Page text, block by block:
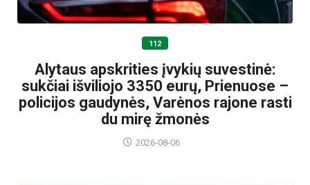
112
Alytaus apskrities įvykių suvestinė:
sukčiai išviliojo 3350 eurų, Prienuose –
policijos gaudynės, Varėnos rajone rasti
du mirę žmonės
2026-08-06